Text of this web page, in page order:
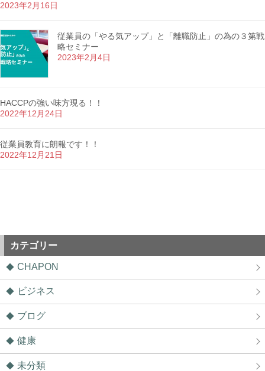
2023年2月16日
従業員の「やる気アップ」と「離職防止」の為の３第戦
略セミナー
2023年2月4日
HACCPの強い味方現る！！
2022年12月24日
従業員教育に朗報です！！
2022年12月21日
カテゴリー
CHAPON
ビジネス
ブログ
健康
未分類